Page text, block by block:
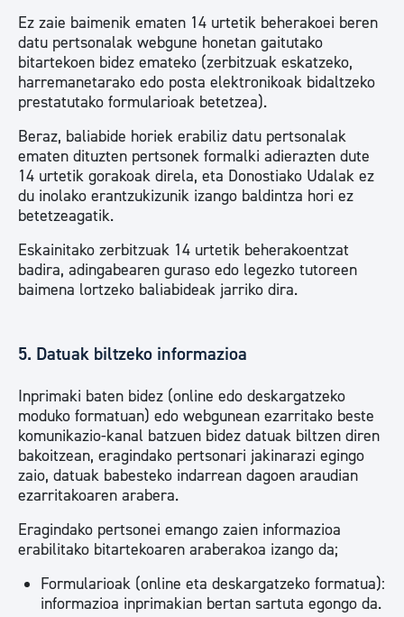
Ez zaie baimenik ematen 14 urtetik beherakoei beren
datu pertsonalak webgune honetan gaitutako
bitartekoen bidez emateko (zerbitzuak eskatzeko,
harremanetarako edo posta elektronikoak bidaltzeko
prestatutako formularioak betetzea).
Beraz, baliabide horiek erabiliz datu pertsonalak
ematen dituzten pertsonek formalki adierazten dute
14 urtetik gorakoak direla, eta Donostiako Udalak ez
du inolako erantzukizunik izango baldintza hori ez
betetzeagatik.
Eskainitako zerbitzuak 14 urtetik beherakoentzat
badira, adingabearen guraso edo legezko tutoreen
baimena lortzeko baliabideak jarriko dira.
5. Datuak biltzeko informazioa
Inprimaki baten bidez (online edo deskargatzeko
moduko formatuan) edo webgunean ezarritako beste
komunikazio-kanal batzuen bidez datuak biltzen diren
bakoitzean, eragindako pertsonari jakinarazi egingo
zaio, datuak babesteko indarrean dagoen araudian
ezarritakoaren arabera.
Eragindako pertsonei emango zaien informazioa
erabilitako bitartekoaren araberakoa izango da;
Formularioak (online eta deskargatzeko formatua):
informazioa inprimakian bertan sartuta egongo da.